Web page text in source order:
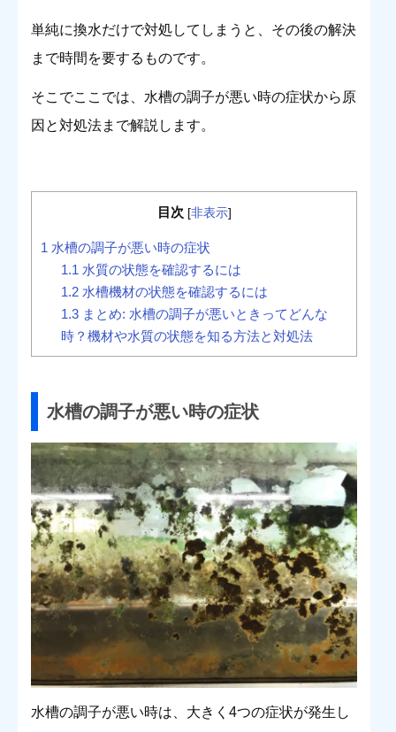
単純に換水だけで対処してしまうと、その後の解決
まで時間を要するものです。
そこでここでは、水槽の調子が悪い時の症状から原
因と対処法まで解説します。
目次 [非表示]
1 水槽の調子が悪い時の症状
1.1 水質の状態を確認するには
1.2水槽機材の状態を確認するには
1.3まとめ: 水槽の調子が悪いときってどんな
時？機材や水質の状態を知る方法と対処法
水槽の調子が悪い時の症状
水槽の調子が悪い時は、大きく4つの症状が発生し